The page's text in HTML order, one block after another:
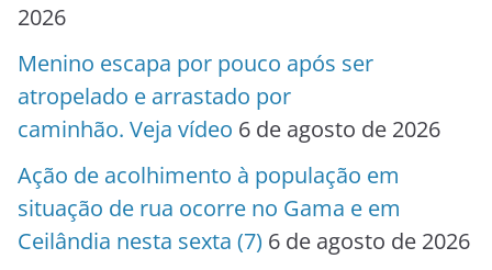
2026
Menino escapa por pouco após ser
atropelado e arrastado por
caminhão. Veja vídeo 6 de agosto de 2026
Ação de acolhimento à população em
situação de rua ocorre no Gama e em
Ceilândia nesta sexta (7) 6 de agosto de 2026